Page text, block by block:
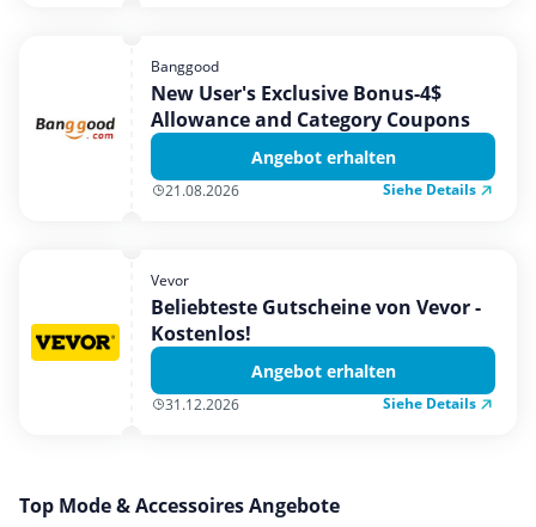
Banggood
New User's Exclusive Bonus-4$
Allowance and Category Coupons
Angebot erhalten
21.08.2026 Siehe Details
Vevor
Beliebteste Gutscheine von Vevor -
Kostenlos!
Angebot erhalten
31.12.2026 Siehe Details
Top Mode & Accessoires Angebote